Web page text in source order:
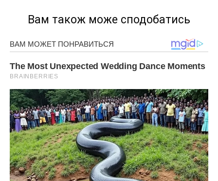
Вам також може сподобатись